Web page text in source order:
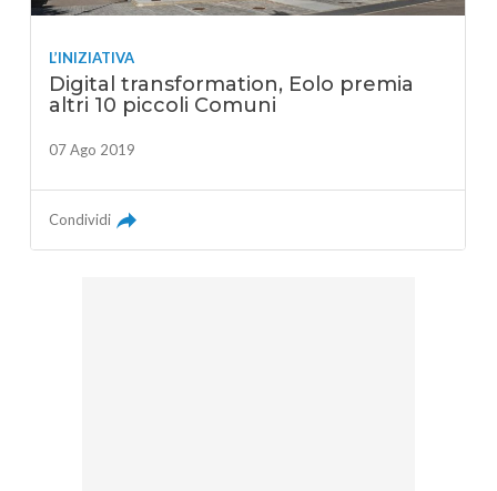
L’INIZIATIVA
Digital transformation, Eolo premia
altri 10 piccoli Comuni
07 Ago 2019
Condividi